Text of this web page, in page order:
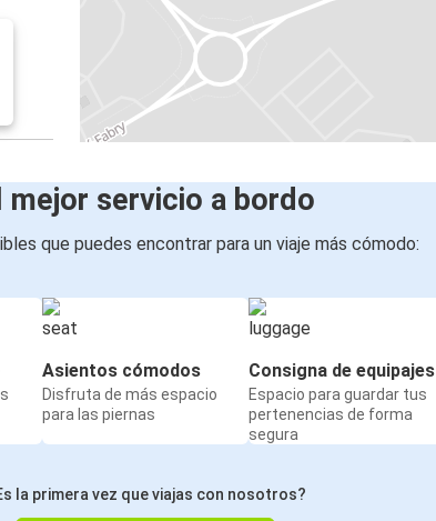
mejor servicio a bordo
que puedes encontrar para un viaje más cómodo:
Asientos cómodos
Disfruta de más espacio
para las piernas
Consigna de equipajes
Espacio para guardar tus
pertenencias de forma
segura
la primera vez que viajas con nosotros?